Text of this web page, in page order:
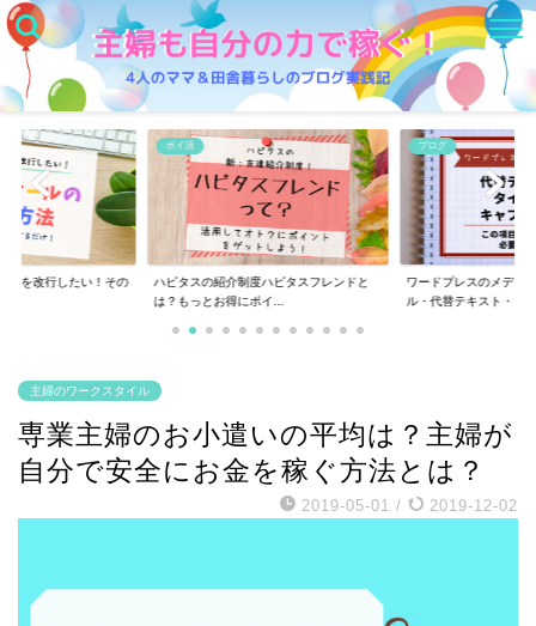
ハピタスフレンドと
ブログ
ワードプレスのメディア追加の「タイト
ル・代替テキスト・キ...
ポイ活
ハピタスは怪しいの？
婦の私の実体験と感...
主婦のワークスタイル
専業主婦のお小遣いの平均は？主婦が
自分で安全にお金を稼ぐ方法とは？
2019-05-01 / 2019-12-02